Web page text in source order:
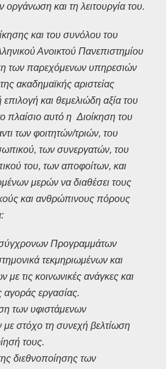
οργάνωση και τη λειτουργία του.
και του συνόλου του
Ανοικτού Πανεπιστημίου
των παρεχόμενων υπηρεσιών
ακαδημαϊκής αριστείας
επιλογή και θεμελιώδη αξία του
πλαίσιο αυτό η Διοίκηση του
των φοιτητών/τριών, του
των συνεργατών, του
του, των αποφοίτων, και
μερών να διαθέσει τους
και ανθρώπινους πόρους
Προγραμμάτων
τεκμηριωμένων και
με τις κοινωνικές ανάγκες και
αγοράς εργασίας.
των υφιστάμενων
στόχο τη συνεχή βελτίωση
τους.
διεθνοποίησης των